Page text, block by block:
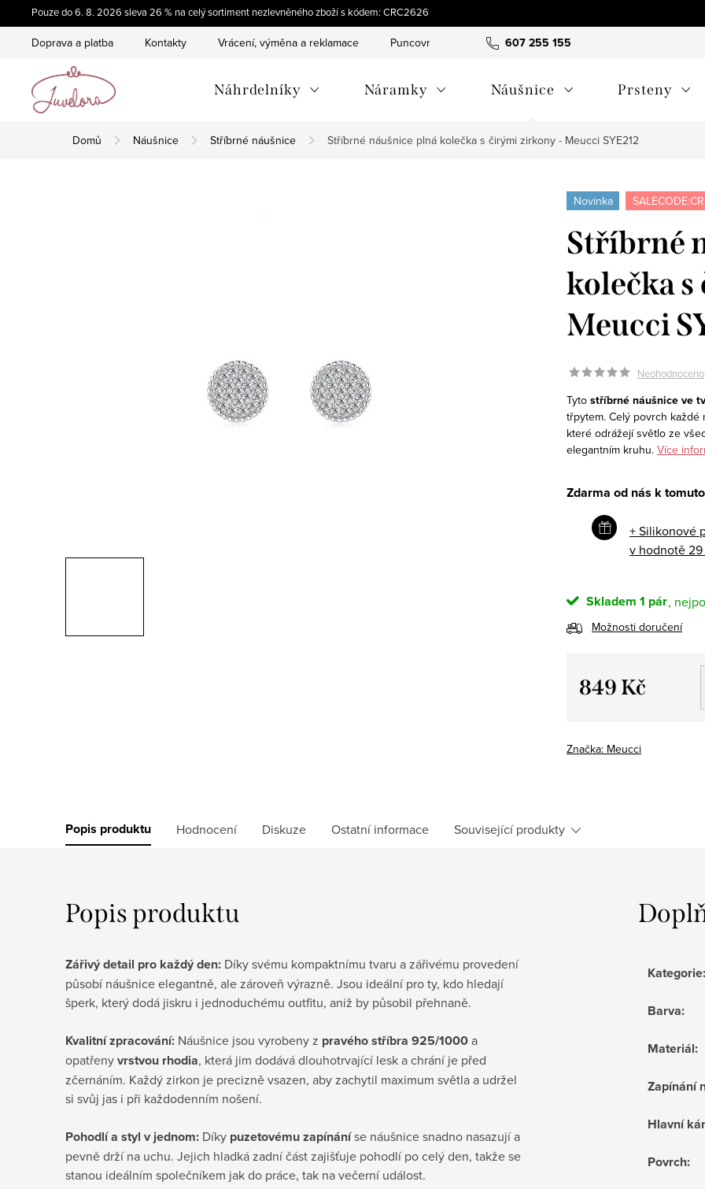
na
Pouze do 6. 8. 2026 sleva 26 % na celý sortiment nezlevněného zboží s kódem: CRC2626
607 255 155
Doprava a platba Kontakty Vrácení, výměna a reklamace Puncovní značky Hodnocení obchodu
Náhrdelníky Náramky Náušnice Prsteny
Domů Náušnice Stříbrné náušnice Stříbrné náušnice plná kolečka s čirými zirkony - Meucci SYE212
Novinka
Stříbrné
kolečka
Meucci
Neohodnoceno
Tyto stříbrné náušnice ve
třpytem. Celý povrch každé
které odrážejí světlo ze
elegantním kruhu. Více
Zdarma od nás k
+ Silikonové
v hodnotě 29
Skladem 1 pár
Možnosti doručení
849 Kč
Značka: Meucci
Popis produktu Hodnocení Diskuze Ostatní informace Související produkty
Popis produktu
Zářivý detail pro každý den: Díky svému kompaktnímu tvaru a zářivému provedení
působí náušnice elegantně, ale zároveň výrazně. Jsou ideální pro ty, kdo hledají
šperk, který dodá jiskru i jednoduchému outfitu, aniž by působil přehnaně.
Kvalitní zpracování: Náušnice jsou vyrobeny z pravého stříbra 925/1000a
opatřenyvrstvou rhodia, která jim dodává dlouhotrvající lesk a chrání je před
zčernáním. Každý zirkon je precizně vsazen, aby zachytil maximum světla a udržel
si svůj jas i při každodenním nošení.
Pohodlí a styl v jednom: Díky puzetovému zapínáníse náušnice snadno nasazují a
pevně drží na uchu. Jejich hladká zadní část zajišťuje pohodlí po celý den, takže se
stanou ideálním společníkem jak do práce, tak na večerní událost.
Kategorie:
Barva:
Materiál:
Zapínání
Hlavní
Povrch: